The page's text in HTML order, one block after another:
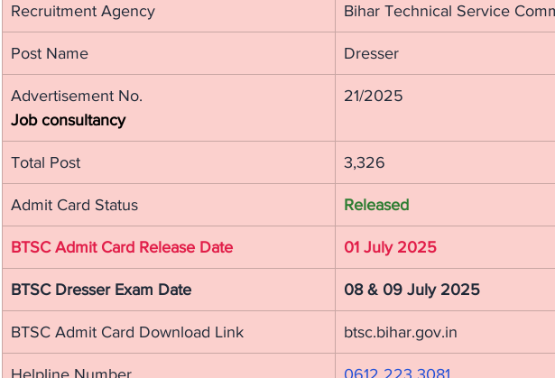
Recruitment Agency Bihar Technical Service
Post Name Dresser
Advertisement No.
Job consultancy
21/2025
Total Post 3,326
Admit Card Status Released
BTSC Admit Card Release Date 01 July 2025
BTSC Dresser Exam Date 08 & 09 July 2025
BTSC Admit Card Download Link btsc.bihar.gov.in
Helpline Number 0612 223 3081